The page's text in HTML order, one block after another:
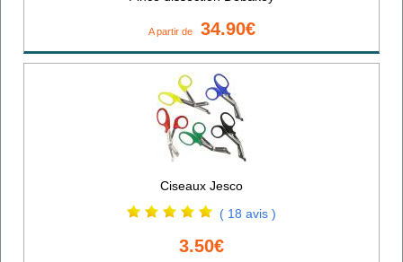
A partir de 34.90€
Ciseaux Jesco
( 18 avis )
3.50€